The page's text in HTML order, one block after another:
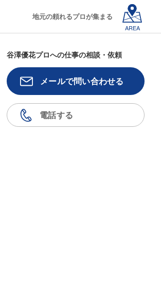
地元の頼れるプロが集まる
AREA
谷澤優花プロへの仕事の相談・依頼
メールで問い合わせる
電話する